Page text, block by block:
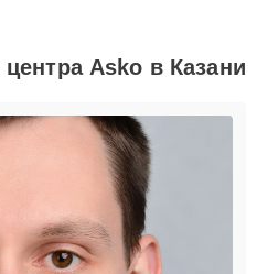
Asko в Казани